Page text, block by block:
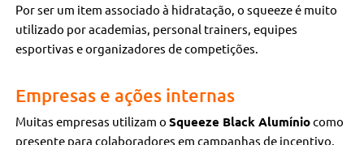
Por ser um item associado à hidratação, o squeeze é muito
utilizado por academias, personal trainers, equipes
esportivas e organizadores de competições.
Empresas e ações internas
Muitas empresas utilizam oSqueeze Black Alumíniocomo
presente para colaboradores em campanhas de incentivo,